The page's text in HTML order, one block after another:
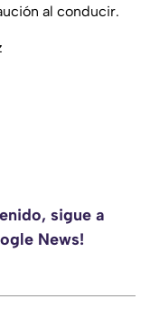
al conducir.
sigue a
News!